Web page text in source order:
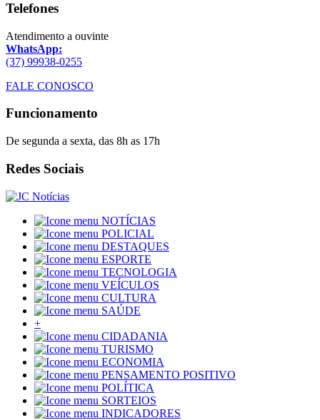
Telefones
Atendimento a ouvinte
WhatsApp:
(37) 99938-0255
FALE CONOSCO
Funcionamento
De segunda a sexta, das 8h as 17h
Redes Sociais
NOTÍCIAS
POLICIAL
DESTAQUES
ESPORTE
TECNOLOGIA
VEÍCULOS
CULTURA
SAÚDE
+
CIDADANIA
TURISMO
ECONOMIA
PENSAMENTO POSITIVO
POLÍTICA
SORTEIOS
INDICADORES